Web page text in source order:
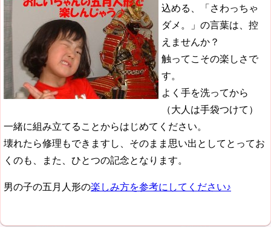
込める、「さわっちゃ
ダメ。」の言葉は、控
えませんか？
触ってこその楽しさで
す。
よく手を洗ってから
（大人は手袋つけて）
一緒に組み立てることからはじめてください。
壊れたら修理もできますし、そのまま思い出としてとってお
くのも、また、ひとつの記念となります。
男の子の五月人形の楽しみ方を参考にしてください♪